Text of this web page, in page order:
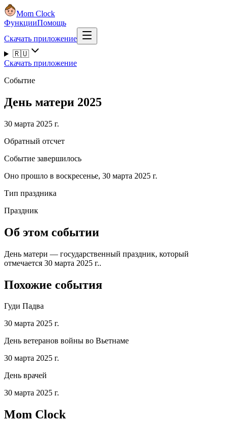
Mom Clock
ФункцииПомощь
Скачать приложение
🇷🇺
Скачать приложение
Событие
День матери 2025
30 марта 2025 г.
Обратный отсчет
Событие завершилось
Оно прошло в воскресенье, 30 марта 2025 г.
Тип праздника
Праздник
Об этом событии
День матери — государственный праздник, который
отмечается 30 марта 2025 г..
Похожие события
Гуди Падва
30 марта 2025 г.
День ветеранов войны во Вьетнаме
30 марта 2025 г.
День врачей
30 марта 2025 г.
Mom Clock